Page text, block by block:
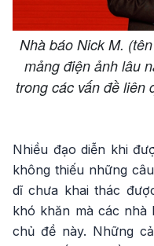
Nhà báo Nick M.
mảng điện ảnh lâu
trong các vấn đề liên
Nhiều đạo diễn khi
không thiếu những
dĩ chưa khai thác
khó khăn mà các nhà
chủ đề này. Những